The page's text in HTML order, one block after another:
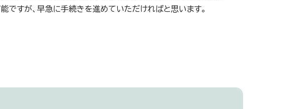
すが、早急に手続きを進めていただければと思います。